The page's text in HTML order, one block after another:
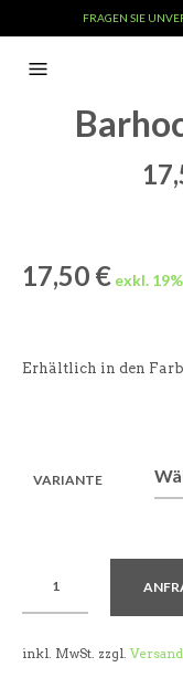
FRAGEN SIE
17,50 €
Erhältlich in den
VARIANTE
inkl. MwSt. zzgl.